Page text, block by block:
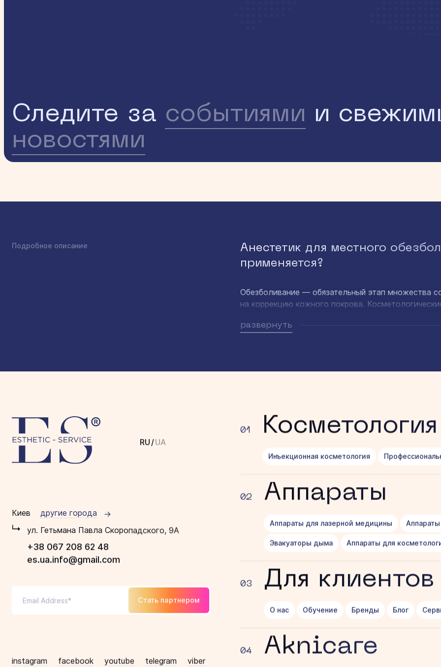
Следите за событиями и
новостями
Подробное описание
Анестетик для местного
применяется?
Обезболивание — обязательный этап множества
на коррекцию кожного покрова.
Когда необходима анестезия?
развернуть
RU /UA
Киев
другие города
ул. Гетьмана Павла Скоропадского, 9А
+38 067 208 62 48
es.ua.info@gmail.com
Стать партнером
instagram facebook youtube telegram viber
01 Косметология
Инъекционная косметология
02 Аппараты
Аппараты для лазерной медицины
Эвакуаторы дыма Аппараты для
03 Для клиентов
О нас Обучение Бренды Блог
04 Aknicare